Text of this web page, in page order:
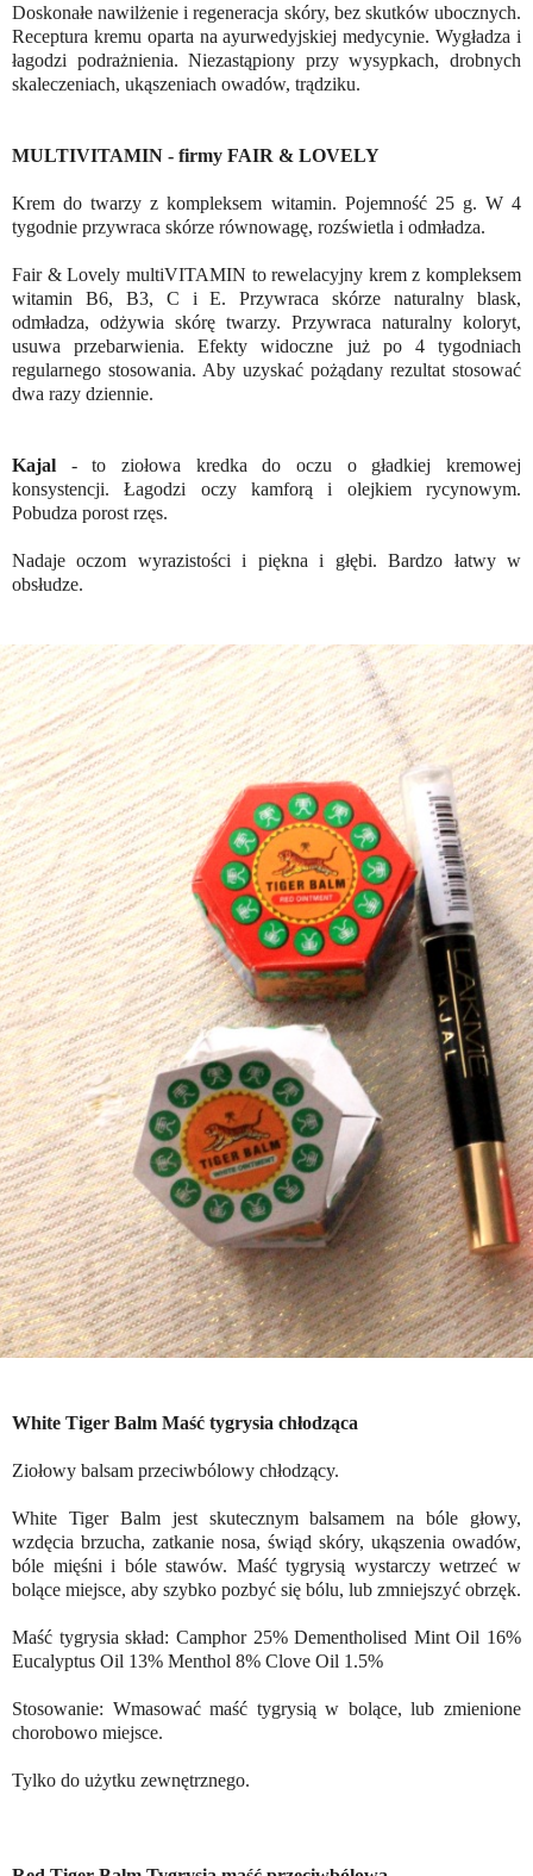
Doskonałe nawilżenie i regeneracja skóry, bez skutków ubocznych.
Receptura kremu oparta na ayurwedyjskiej medycynie. Wygładza i
łagodzi podrażnienia. Niezastąpiony przy wysypkach, drobnych
skaleczeniach, ukąszeniach owadów, trądziku.
MULTIVITAMIN - firmy FAIR & LOVELY
Krem do twarzy z kompleksem witamin. Pojemność 25 g. W 4
tygodnie przywraca skórze równowagę, rozświetla i odmładza.
Fair & Lovely multiVITAMIN to rewelacyjny krem z kompleksem
witamin B6, B3, C i E. Przywraca skórze naturalny blask,
odmładza, odżywia skórę twarzy. Przywraca naturalny koloryt,
usuwa przebarwienia. Efekty widoczne już po 4 tygodniach
regularnego stosowania. Aby uzyskać pożądany rezultat stosować
dwa razy dziennie.
Kajal - to ziołowa kredka do oczu o gładkiej kremowej
konsystencji. Łagodzi oczy kamforą i olejkiem rycynowym.
Pobudza porost rzęs.
Nadaje oczom wyrazistości i piękna i głębi. Bardzo łatwy w
obsłudze.
White Tiger Balm Maść tygrysia chłodząca
Ziołowy balsam przeciwbólowy chłodzący.
White Tiger Balm jest skutecznym balsamem na bóle głowy,
wzdęcia brzucha, zatkanie nosa, świąd skóry, ukąszenia owadów,
bóle mięśni i bóle stawów. Maść tygrysią wystarczy wetrzeć w
bolące miejsce, aby szybko pozbyć się bólu, lub zmniejszyć obrzęk.
Maść tygrysia skład: Camphor 25% Dementholised Mint Oil 16%
Eucalyptus Oil 13% Menthol 8% Clove Oil 1.5%
Stosowanie: Wmasować maść tygrysią w bolące, lub zmienione
chorobowo miejsce.
Tylko do użytku zewnętrznego.